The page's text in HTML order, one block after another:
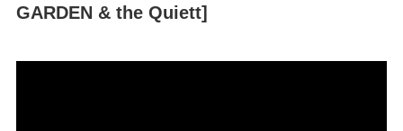
GARDEN & the Quiett]